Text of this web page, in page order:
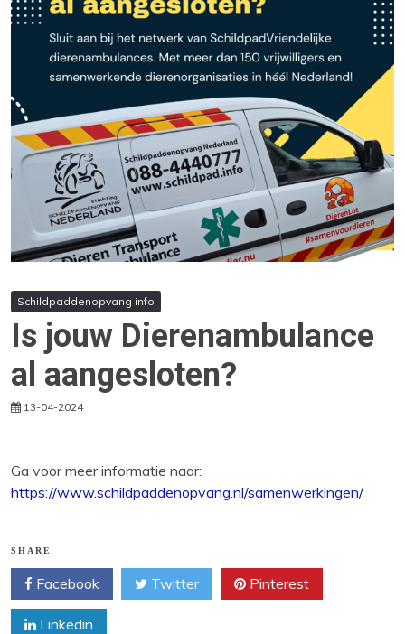
Schildpaddenopvang info
Is jouw Dierenambulance
al aangesloten?
13-04-2024
Ga voor meer informatie naar:
https://www.schildpaddenopvang.nl/samenwerkingen/
SHARE
Facebook Twitter Pinterest
Linkedin